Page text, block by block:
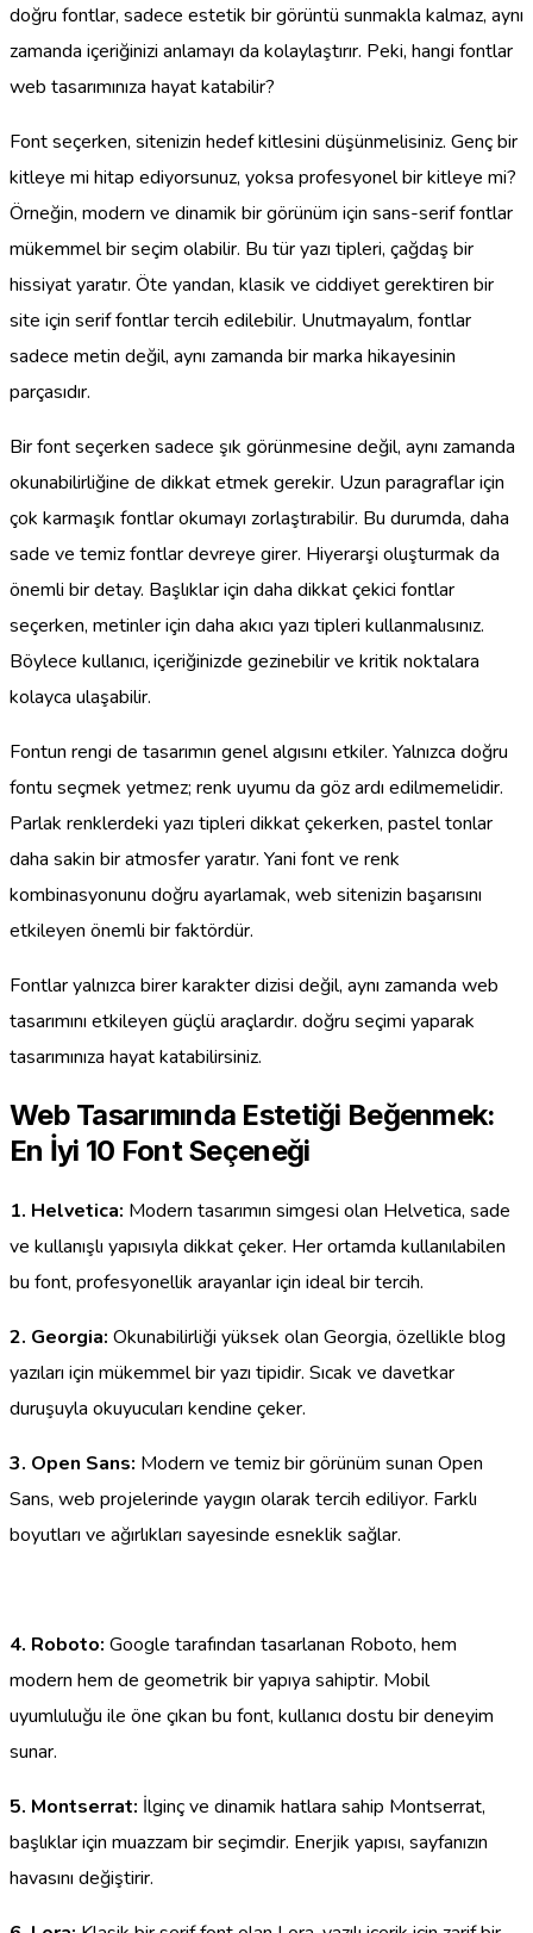
doğru fontlar, sadece estetik bir görüntü sunmakla kalmaz, aynı
zamanda içeriğinizi anlamayı da kolaylaştırır. Peki, hangi fontlar
web tasarımınıza hayat katabilir?
Font seçerken, sitenizin hedef kitlesini düşünmelisiniz. Genç bir
kitleye mi hitap ediyorsunuz, yoksa profesyonel bir kitleye mi?
Örneğin, modern ve dinamik bir görünüm için sans-serif fontlar
mükemmel bir seçim olabilir. Bu tür yazı tipleri, çağdaş bir
hissiyat yaratır. Öte yandan, klasik ve ciddiyet gerektiren bir
site için serif fontlar tercih edilebilir. Unutmayalım, fontlar
sadece metin değil, aynı zamanda bir marka hikayesinin
parçasıdır.
Bir font seçerken sadece şık görünmesine değil, aynı zamanda
okunabilirliğine de dikkat etmek gerekir. Uzun paragraflar için
çok karmaşık fontlar okumayı zorlaştırabilir. Bu durumda, daha
sade ve temiz fontlar devreye girer. Hiyerarşi oluşturmak da
önemli bir detay. Başlıklar için daha dikkat çekici fontlar
seçerken, metinler için daha akıcı yazı tipleri kullanmalısınız.
Böylece kullanıcı, içeriğinizde gezinebilir ve kritik noktalara
kolayca ulaşabilir.
Fontun rengi de tasarımın genel algısını etkiler. Yalnızca doğru
fontu seçmek yetmez; renk uyumu da göz ardı edilmemelidir.
Parlak renklerdeki yazı tipleri dikkat çekerken, pastel tonlar
daha sakin bir atmosfer yaratır. Yani font ve renk
kombinasyonunu doğru ayarlamak, web sitenizin başarısını
etkileyen önemli bir faktördür.
Fontlar yalnızca birer karakter dizisi değil, aynı zamanda web
tasarımını etkileyen güçlü araçlardır. doğru seçimi yaparak
tasarımınıza hayat katabilirsiniz.
Web Tasarımında Estetiği Beğenmek:
En İyi 10 Font Seçeneği
1. Helvetica: Modern tasarımın simgesi olan Helvetica, sade
ve kullanışlı yapısıyla dikkat çeker. Her ortamda kullanılabilen
bu font, profesyonellik arayanlar için ideal bir tercih.
2. Georgia: Okunabilirliği yüksek olan Georgia, özellikle blog
yazıları için mükemmel bir yazı tipidir. Sıcak ve davetkar
duruşuyla okuyucuları kendine çeker.
3. Open Sans: Modern ve temiz bir görünüm sunan Open
Sans, web projelerinde yaygın olarak tercih ediliyor. Farklı
boyutları ve ağırlıkları sayesinde esneklik sağlar.
4. Roboto: Google tarafından tasarlanan Roboto, hem
modern hem de geometrik bir yapıya sahiptir. Mobil
uyumluluğu ile öne çıkan bu font, kullanıcı dostu bir deneyim
sunar.
5. Montserrat: İlginç ve dinamik hatlara sahip Montserrat,
başlıklar için muazzam bir seçimdir. Enerjik yapısı, sayfanızın
havasını değiştirir.